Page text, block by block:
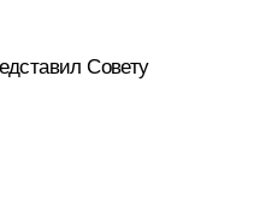
Совету